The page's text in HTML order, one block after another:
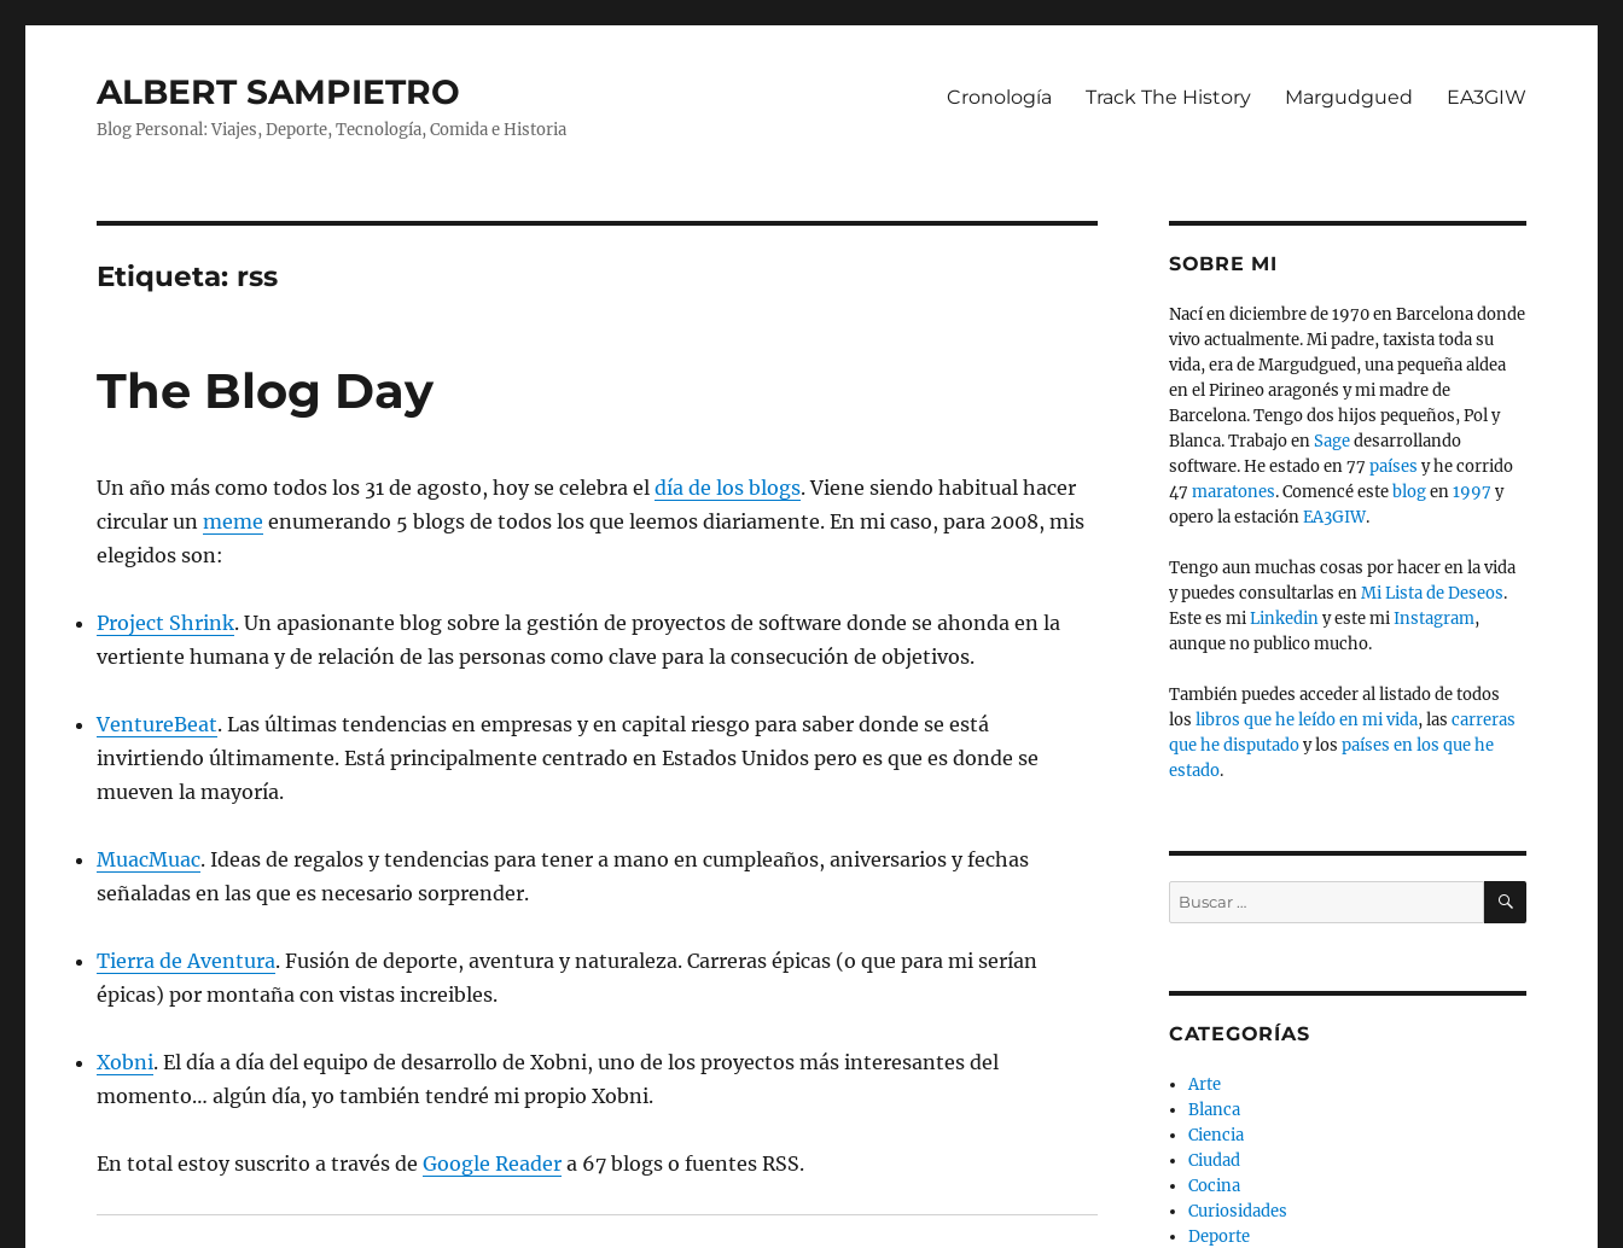
ALBERT SAMPIETRO
Blog Personal: Viajes, Deporte, Tecnología, Comida e Historia
Cronología Track The History Margudgued EA3GIW
Etiqueta: rss
The Blog Day
Un año más como todos los 31 de agosto, hoy se celebra eldía de los blogs. Viene siendo habitual hacer
circular unmeme enumerando 5 blogs de todos los que leemos diariamente. En mi caso, para 2008, mis
elegidos son:
Project Shrink. Un apasionante blog sobre la gestión de proyectos de software donde se ahonda en la
vertiente humana y de relación de las personas como clave para la consecución de objetivos.
VentureBeat. Las últimas tendencias en empresas y en capital riesgo para saber donde se está
invirtiendo últimamente. Está principalmente centrado en Estados Unidos pero es que es donde se
mueven la mayoría.
MuacMuac. Ideas de regalos y tendencias para tener a mano en cumpleaños, aniversarios y fechas
señaladas en las que es necesario sorprender.
Tierra de Aventura. Fusión de deporte, aventura y naturaleza. Carreras épicas (o que para mi serían
épicas) por montaña con vistas increibles.
Xobni. El día a día del equipo de desarrollo de Xobni, uno de los proyectos más interesantes del
momento… algún día, yo también tendré mi propio Xobni.
En total estoy suscrito a través deGoogle Reader a 67 blogs o fuentes RSS.
SOBRE MI
Nací en diciembre de 1970 en Barcelona donde
vivo actualmente. Mi padre, taxista toda su
vida, era de Margudgued, una pequeña aldea
en el Pirineo aragonés y mi madre de
Barcelona. Tengo dos hijos pequeños, Pol y
Blanca. Trabajo enSagedesarrollando
software. He estado en 77 países y he corrido
47 maratones. Comencé esteblogen1997 y
opero la estaciónEA3GIW.
Tengo aun muchas cosas por hacer en la vida
y puedes consultarlas enMi Lista de Deseos.
Este es miLinkediny este miInstagram,
aunque no publico mucho.
También puedes acceder al listado de todos
los libros que he leído en mi vida, las carreras
que he disputadoy los países en los que he
estado.
Buscar
por:
BUSCAR
CATEGORÍAS
Arte
Blanca
Ciencia
Ciudad
Cocina
Curiosidades
Deporte